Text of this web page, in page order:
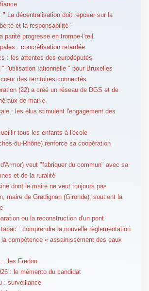
" La décentralisation doit reposer sur la
et la responsabilité "
parité progresse en trompe-l'œil
: concrétisation retardée
: les attentes des eurodéputés
" l'utilisation rationnelle " pour Bruxelles
des territoires connectés
(22) a créé un réseau de DGS et de
de mairie
: les élus stimulent l'engagement des
tous les enfants à l'école
du-Rhône) renforce sa coopération
veut "fabriquer du commun" avec sa
et de la ruralité
dont le maire ne veut toujours pas
maire de Gradignan (Gironde), soutient la
ou la reconstruction d'un pont
: comprendre la nouvelle règlementation
la compétence « assainissement des eaux
les Fredon
: le mémento du candidat
: surveillance